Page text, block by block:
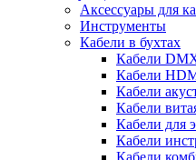
Аксессуары для
Инструменты
Кабели в бухтах
Кабели
Кабели
Кабели
Кабели
Кабели для
Кабели
Кабели